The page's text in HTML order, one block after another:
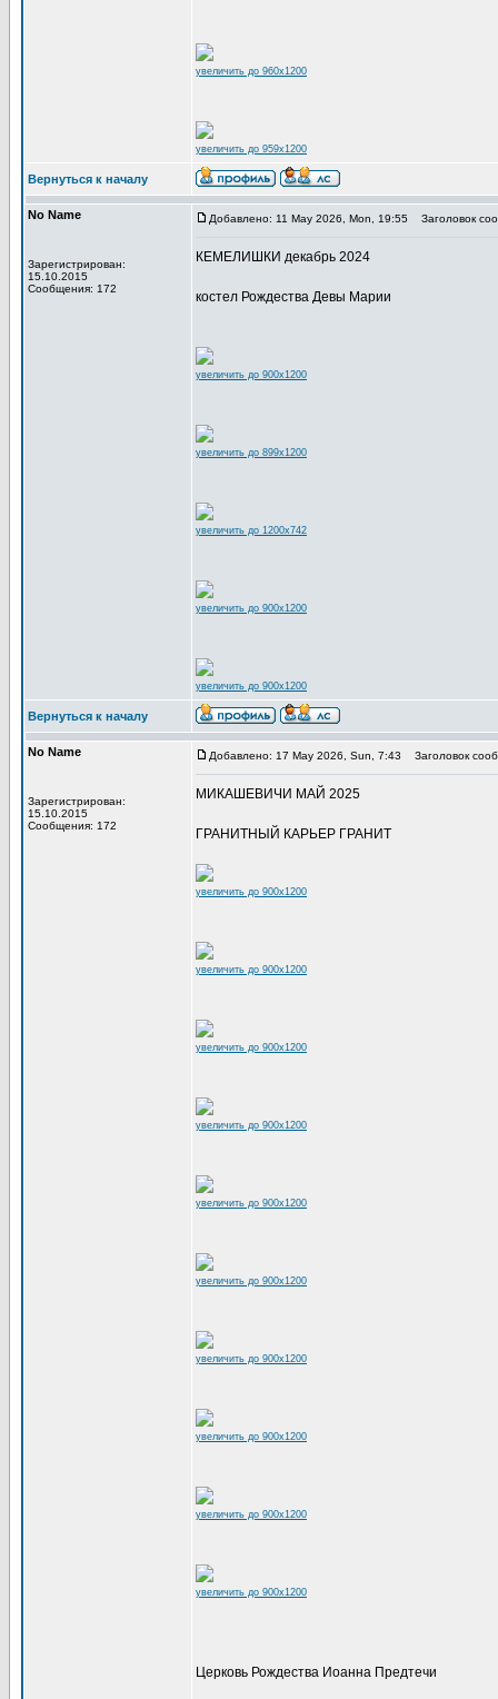
увеличить до 960x1200
увеличить до 959x1200
Вернуться к началу
No Name
Зарегистрирован:
15.10.2015
Сообщения: 172
Добавлено: 11 May 2026, Mon, 19:55 Заголовок
КЕМЕЛИШКИ декабрь 2024
костел Рождества Девы Марии
увеличить до 900x1200
увеличить до 899x1200
увеличить до 1200x742
увеличить до 900x1200
увеличить до 900x1200
Вернуться к началу
No Name
Зарегистрирован:
15.10.2015
Сообщения: 172
Добавлено: 17 May 2026, Sun, 7:43 Заголовок
МИКАШЕВИЧИ МАЙ 2025
ГРАНИТНЫЙ КАРЬЕР ГРАНИТ
увеличить до 900x1200
увеличить до 900x1200
увеличить до 900x1200
увеличить до 900x1200
увеличить до 900x1200
увеличить до 900x1200
увеличить до 900x1200
увеличить до 900x1200
увеличить до 900x1200
увеличить до 900x1200
Церковь Рождества Иоанна Предтечи